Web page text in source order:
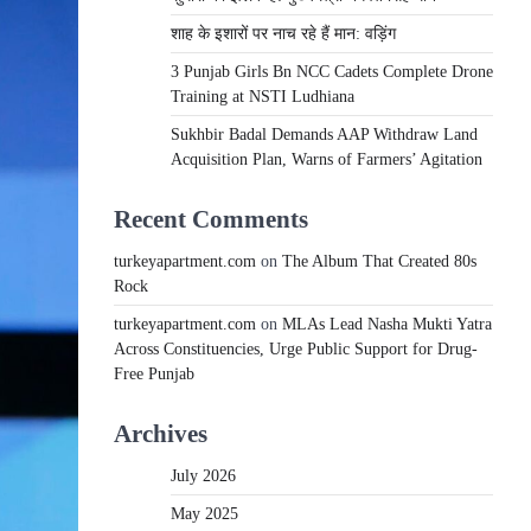
शाह के इशारों पर नाच रहे हैं मान: वड़िंग
3 Punjab Girls Bn NCC Cadets Complete Drone
Training at NSTI Ludhiana
Sukhbir Badal Demands AAP Withdraw Land
Acquisition Plan, Warns of Farmers’ Agitation
Recent Comments
turkeyapartment.com on The Album That Created 80s
Rock
turkeyapartment.com on MLAs Lead Nasha Mukti Yatra
Across Constituencies, Urge Public Support for Drug-
Free Punjab
Archives
July 2026
May 2025